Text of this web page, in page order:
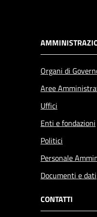
Organi di
Aree
Uffici
Enti e fondazioni
Politici
Personale
Documenti e dati
CONTATTI